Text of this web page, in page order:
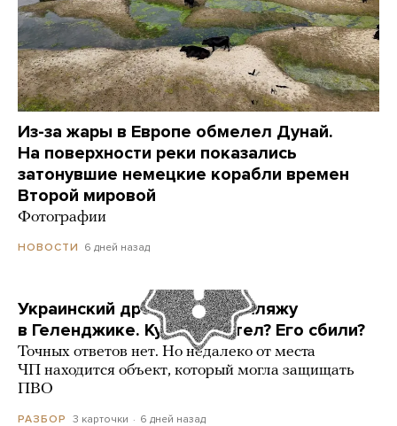
Из-за жары в Европе обмелел Дунай.
На поверхности реки показались
затонувшие немецкие корабли времен
Второй мировой
Фотографии
НОВОСТИ 6 дней назад
Украинский дрон попал по пляжу
в Геленджике. Куда он летел? Его сбили?
Точных ответов нет. Но недалеко от места
ЧП находится объект, который могла защищать
ПВО
РАЗБОР 3 карточки 6 дней назад